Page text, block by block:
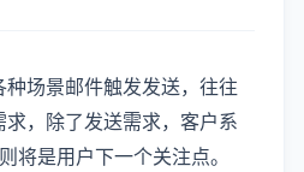
场景邮件触发发送，往往
，除了发送需求，客户系
将是用户下一个关注点。